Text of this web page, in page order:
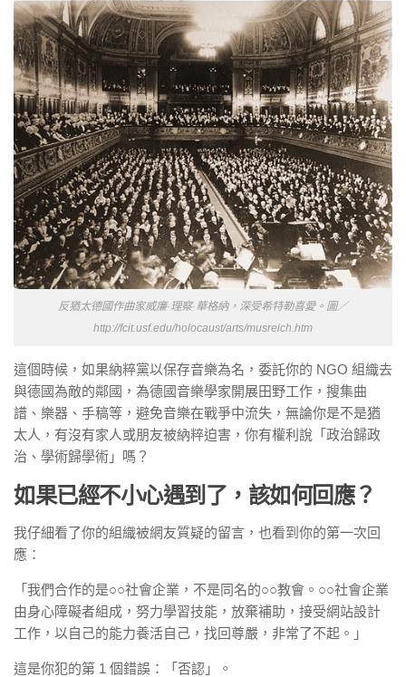
反猶太德國作曲家威廉·理察·華格納，深受希特勒喜愛。圖／
http://fcit.usf.edu/holocaust/arts/musreich.htm
這個時候，如果納粹黨以保存音樂為名，委託你的 NGO 組織去
與德國為敵的鄰國，為德國音樂學家開展田野工作，搜集曲
譜、樂器、手稿等，避免音樂在戰爭中流失，無論你是不是猶
太人，有沒有家人或朋友被納粹迫害，你有權利說「政治歸政
治、學術歸學術」嗎？
如果已經不小心遇到了，該如何回應？
我仔細看了你的組織被網友質疑的留言，也看到你的第一次回
應：
「我們合作的是○○社會企業，不是同名的○○教會。○○社會企業
由身心障礙者組成，努力學習技能，放棄補助，接受網站設計
工作，以自己的能力養活自己，找回尊嚴，非常了不起。」
這是你犯的第 1 個錯誤：「否認」。